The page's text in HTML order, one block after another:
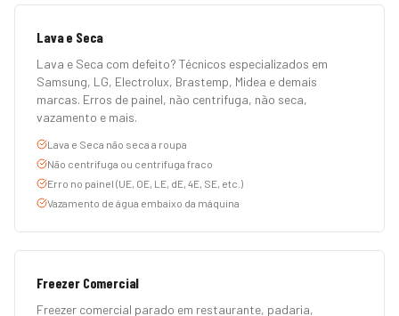
Lava e Seca
Lava e Seca com defeito? Técnicos especializados em
Samsung, LG, Electrolux, Brastemp, Midea e demais
marcas. Erros de painel, não centrifuga, não seca,
vazamento e mais.
Lava e Seca não seca a roupa
Não centrifuga ou centrifuga fraco
Erro no painel (UE, OE, LE, dE, 4E, SE, etc.)
Vazamento de água embaixo da máquina
Freezer Comercial
Freezer comercial parado em restaurante, padaria,